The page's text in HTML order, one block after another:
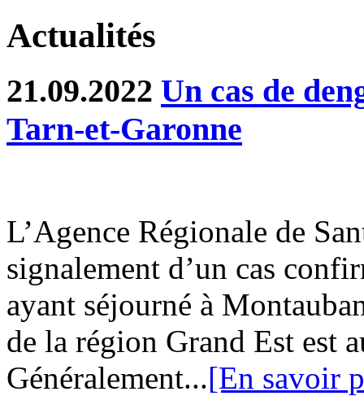
Actualités
21.09.2022 Un cas de
Tarn-et-Garonne
L’Agence Régionale de
signalement d’un cas
ayant séjourné à
de la région Grand Est est
Généralement...[En savoir